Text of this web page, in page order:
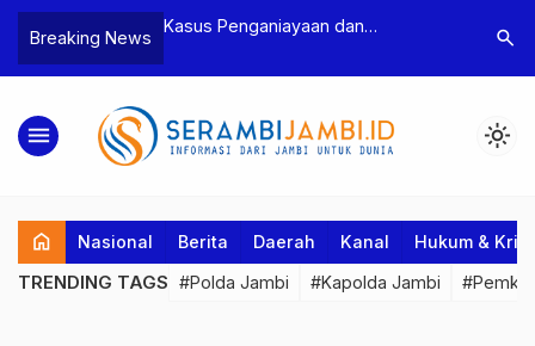
Breaking News
BPD, Polres
Dua Tersangka
Polres Tebo Ungkap Kasus
Dua Pelaku Pengeroyokan di Sumay
Terkait
search
menu light_mode
home Nasional Berita Daerah Kanal Hukum &
TRENDING TAGS #Polda Jambi #Kapolda Jambi